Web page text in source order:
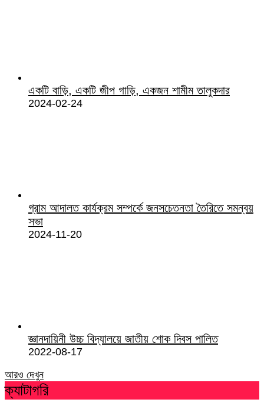
একটি বাড়ি, একটি জীপ গাড়ি, একজন শামীম তালুকদার
2024-02-24
গ্রাম আদালত কার্যক্রম সম্পর্কে জনসচেতনতা তৈরিতে সমন্বয়
সভা
2024-11-20
জ্ঞানদায়িনী উচ্চ বিদ্যালয়ে জাতীয় শোক দিবস পালিত
2022-08-17
আরও দেখুন
ক্যাটাগরি